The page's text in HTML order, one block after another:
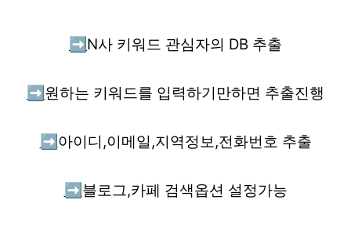
➡️ N사 키워드 관심자의 DB 추출
➡️ 원하는 키워드를 입력하기만하면 추출진행
➡️ 아이디,이메일,지역정보,전화번호 추출
➡️ 블로그,카페 검색옵션 설정가능